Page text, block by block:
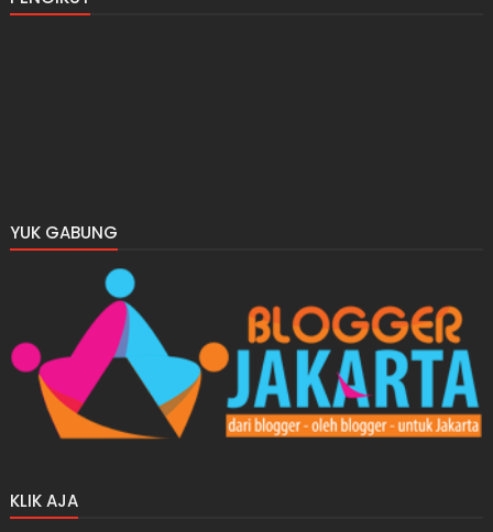
PENGIKUT
YUK GABUNG
KLIK AJA